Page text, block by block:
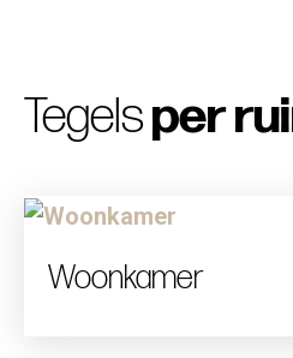
Tegelsper
Woonkamer